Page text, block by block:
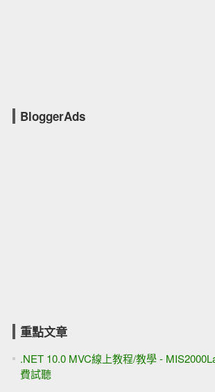
BloggerAds
重點文章
.NET 10.0 MVC線上教程/教學 -
費試聽